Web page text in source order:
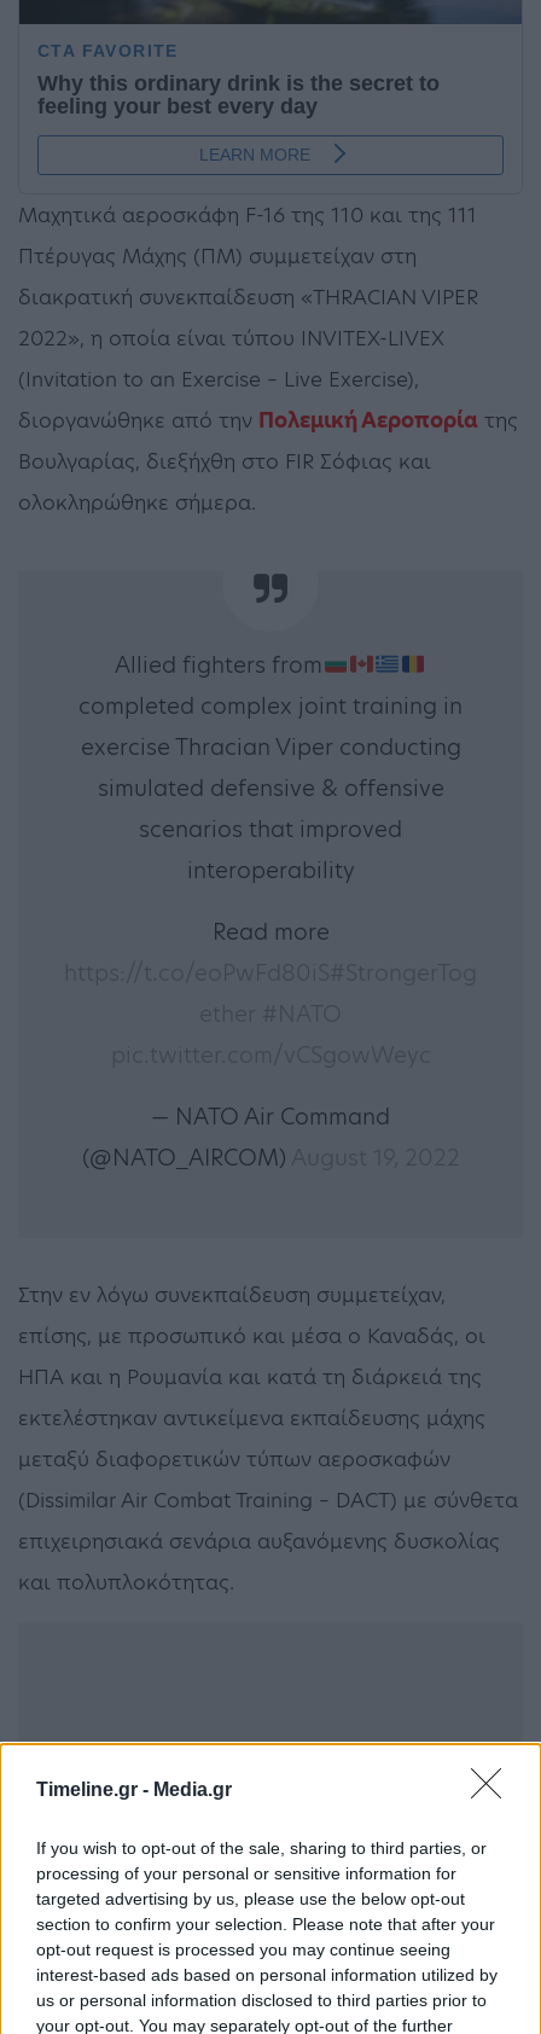
Timeline.gr - Media.gr
If you wish to opt-out of the sale, sharing to third parties, or
processing of your personal or sensitive information for
targeted advertising by us, please use the below opt-out
section to confirm your selection. Please note that after your
opt-out request is processed you may continue seeing
interest-based ads based on personal information utilized by
us or personal information disclosed to third parties prior to
your opt-out. You may separately opt-out of the further
Μαχητικά αεροσκάφη F-16 της 110 και της 111
Πτέρυγας Μάχης (ΠΜ) συμμετείχαν στη
διακρατική συνεκπαίδευση «THRACIAN VIPER
2022», η οποία είναι τύπου INVITEX-LIVEX
(Invitation to an Exercise – Live Exercise),
διοργανώθηκε από την Πολεμική Αεροπορία της
Βουλγαρίας, διεξήχθη στο FIR Σόφιας και
ολοκληρώθηκε σήμερα.
Allied fighters from
completed complex joint training in
exercise Thracian Viper conducting
simulated defensive & offensive
scenarios that improved
interoperability
Read more
— NATO Air Command
(@NATO_AIRCOM)
Στην εν λόγω συνεκπαίδευση συμμετείχαν,
επίσης, με προσωπικό και μέσα ο Καναδάς, οι
ΗΠΑ και η Ρουμανία και κατά τη διάρκειά της
εκτελέστηκαν αντικείμενα εκπαίδευσης μάχης
μεταξύ διαφορετικών τύπων αεροσκαφών
(Dissimilar Air Combat Training – DACT) με σύνθετα
επιχειρησιακά σενάρια αυξανόμενης δυσκολίας
και πολυπλοκότητας.
Η συνεκπαίδευση «THRACIAN VIPER 2022», η